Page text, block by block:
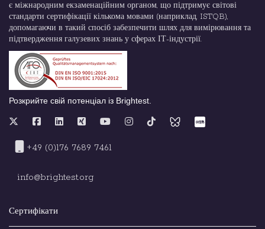
є міжнародним екзаменаційним органом, що підтримує світові
стандарти сертифікації кількома мовами (наприклад, ISTQB),
допомагаючи в такий спосіб забезпечити шлях для вимірювання та
підтвердження галузевих знань у сферах ІТ-індустрії.
Розкрийте свій потенціал із Brightest.
+49 (0)176 7689 7461
info@brightest.org
Сертифікати